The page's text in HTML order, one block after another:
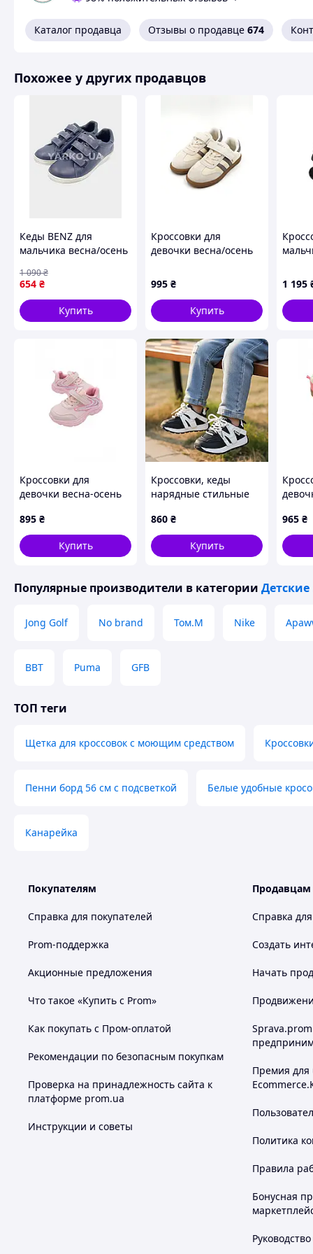
Только наши фото и видео💫
Быстрая доставка по всей Украине🇺🇦
Каталог продавца Отзывы о продавце 674
Похожее у других продавцов
Кеды BENZ для
мальчика весна/осень
серый липучка 39(р)
654 ₴
1 090₴
Купить
Кроссовки для
девочки весна/осень
текстиль латте/
лиловый Direction
31(р)
995 ₴
Купить
5
Yeezy
1 195
Кроссовки для
девочки весна-осень
розовый CLASSIC 26(р)
895 ₴
Купить
Кроссовки, кеды
нарядные стильные
лепучке. Размер 26-30
860 ₴
Купить
965 ₴
Популярные производители в категории
Jong Golf No brand Том.М Nike
BBT Puma GFB
ТОП теги
Щетка для кроссовок с моющим средством
Пенни борд 56 см с подсветкой Белые удобные
Канарейка
Покупателям
Справка для покупателей
Prom-поддержка
Акционные предложения
Что такое «Купить с Prom»
Как покупать с Пром-оплатой
Рекомендации по безопасным покупкам
Проверка на принадлежность сайта к
платформе prom.ua
Инструкции и советы
Продавцам
Справка
Создать
Начать
Премия для
Политика
Правила
Бонусная